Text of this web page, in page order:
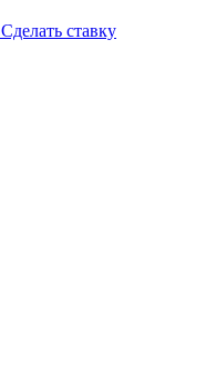
Сделать ставку